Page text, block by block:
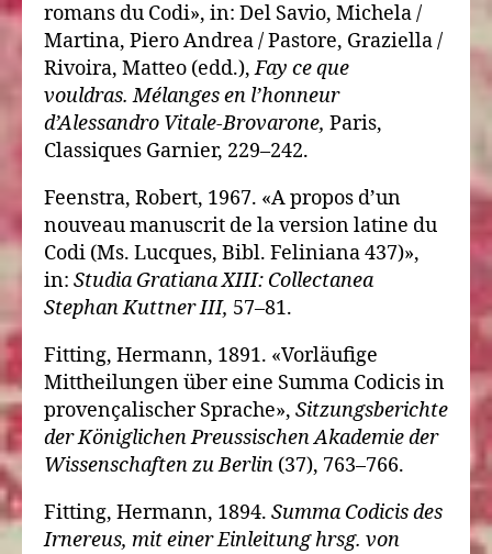
romans du Codi», in: Del Savio, Michela /
Martina, Piero Andrea / Pastore, Graziella /
Rivoira, Matteo (edd.),Fay ce que
vouldras. Mélanges en l’honneur
d’Alessandro Vitale-Brovarone, Paris,
Classiques Garnier, 229–242.
Feenstra, Robert, 1967. «A propos d’un
nouveau manuscrit de la version latine du
Codi (Ms. Lucques, Bibl. Feliniana 437)»,
in: Studia Gratiana XIII: Collectanea
Stephan Kuttner III, 57–81.
Fitting, Hermann, 1891. «Vorläufige
Mittheilungen über eine Summa Codicis in
provençalischer Sprache», Sitzungsberichte
der Königlichen Preussischen Akademie der
Wissenschaften zu Berlin (37), 763–766.
Fitting, Hermann, 1894. Summa Codicis des
Irnereus, mit einer Einleitung hrsg. von